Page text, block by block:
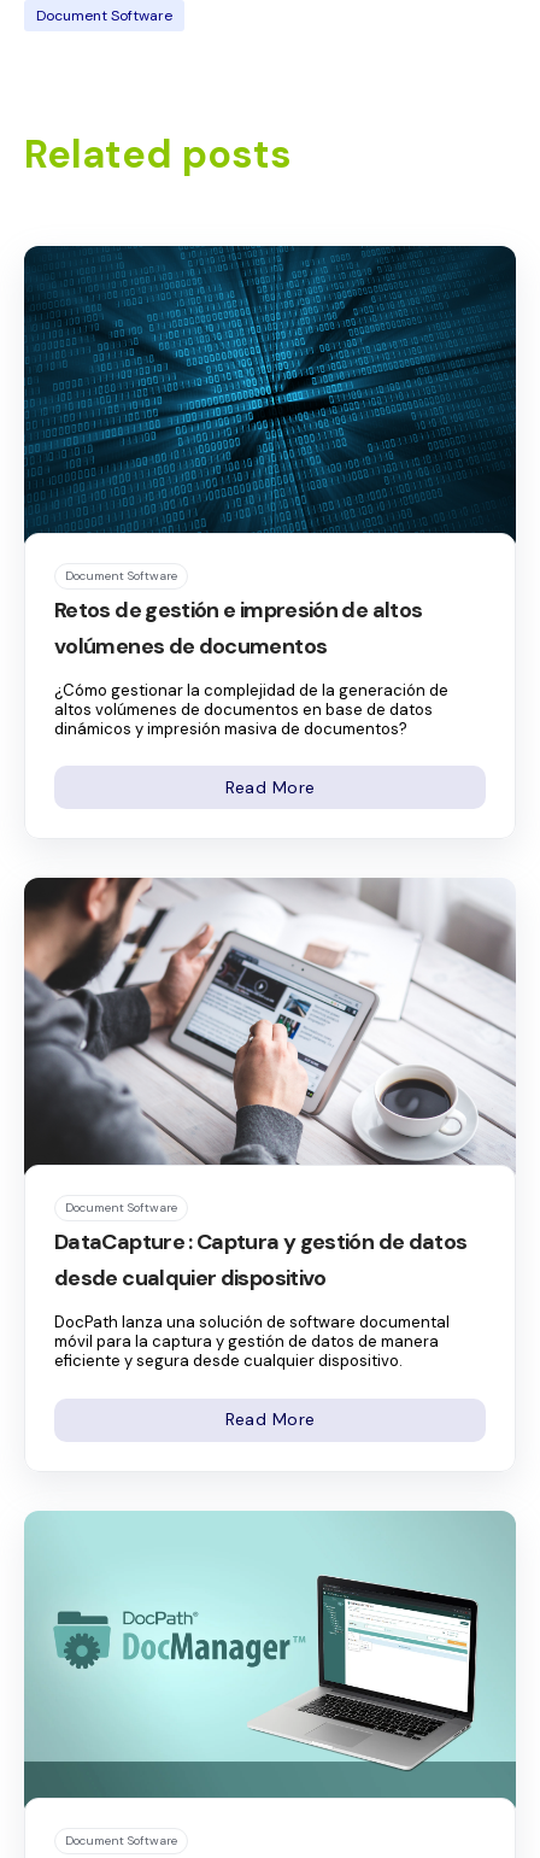
Document Software
Related posts
Document Software
Retos de gestión e impresión de altos
volúmenes de documentos
¿Cómo gestionar la complejidad de la generación de
altos volúmenes de documentos en base de datos
dinámicos y impresión masiva de documentos?
Read More
Document Software
DataCapture : Captura y gestión de datos
desde cualquier dispositivo
DocPath lanza una solución de software documental
móvil para la captura y gestión de datos de manera
eficiente y segura desde cualquier dispositivo.
Read More
Document Software